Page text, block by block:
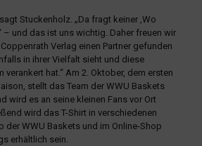
Stuckenholz. „Da fragt keiner ‚Wo
– und das ist uns wichtig. Daher freuen wir
Verlag einen Partner gefunden
in ihrer Vielfalt sieht und diese
verankert hat.“ Am 2. Oktober, dem ersten
stellt das Team der WWU Baskets
wird es an seine kleinen Fans vor Ort
wird das T-Shirt in verschiedenen
der WWU Baskets und im Online-Shop
erhältlich sein.